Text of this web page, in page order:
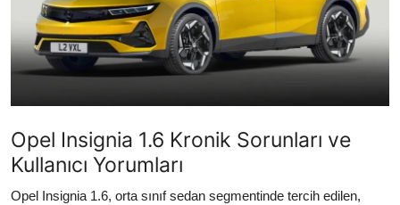
Elektrikli & Hibrit
Kiralama & Filo
Sürüş & Güvenlik
Lastik & Jant
Yağlar & Sıvılar
Opel Insignia 1.6 Kronik Sorunları ve
Kullanıcı Yorumları
Opel Insignia 1.6, orta sınıf sedan segmentinde tercih edilen,